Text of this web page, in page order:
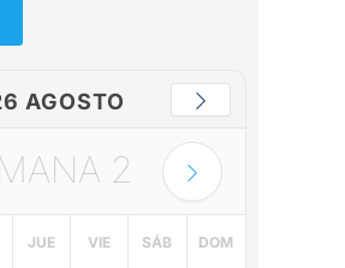
AGOSTO
2
JUE
VIE
SÁB
DOM